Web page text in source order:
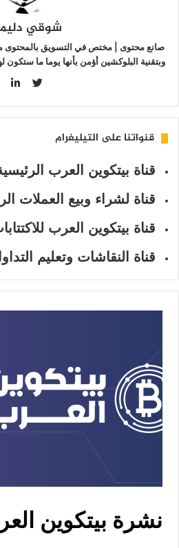
شوقي
صانع محتوى | مختص في التسويق بالمحتوى
وبتقنية البلوكشين أؤمن بأنها يوما ما ستكون
قنواتنا على التيليغرام
قناة بيتكوين العرب
قناة لشراء وبيع العملات
قناة بيتكوين العرب
قناة النقاشات وتعليم